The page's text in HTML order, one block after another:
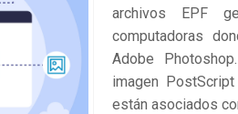
archivos EPF
computadoras
Adobe
imagen
están asociados